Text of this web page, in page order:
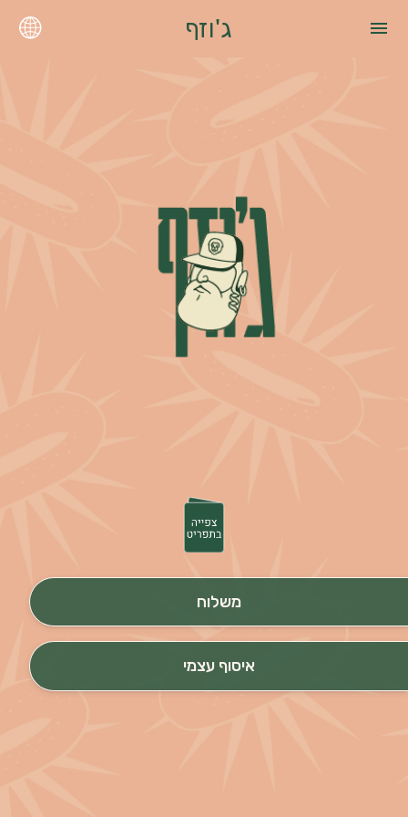
menu ג'וזף
משלוח
איסוף עצמי